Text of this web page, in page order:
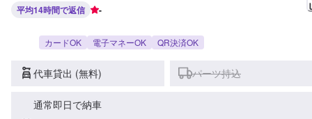
平均14時間で返信 -
カードOK 電子マネーOK QR決済OK
代車貸出 (無料) パーツ持込
通常即日で納車